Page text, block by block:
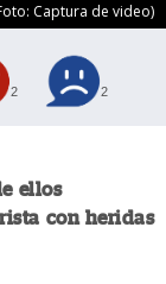
Captura de video)
2 2
ellos
con heridas